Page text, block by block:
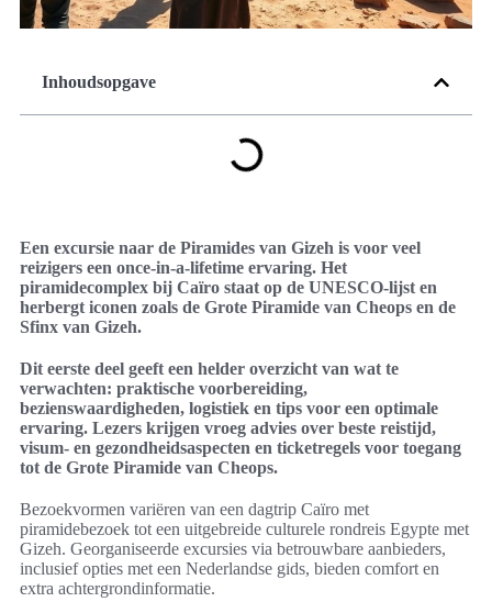
Inhoudsopgave
Een excursie naar de Piramides van Gizeh is voor veel
reizigers een once-in-a-lifetime ervaring. Het
piramidecomplex bij Caïro staat op de UNESCO-lijst en
herbergt iconen zoals de Grote Piramide van Cheops en de
Sfinx van Gizeh.
Dit eerste deel geeft een helder overzicht van wat te
verwachten: praktische voorbereiding,
bezienswaardigheden, logistiek en tips voor een optimale
ervaring. Lezers krijgen vroeg advies over beste reistijd,
visum- en gezondheidsaspecten en ticketregels voor toegang
tot de Grote Piramide van Cheops.
Bezoekvormen variëren van een dagtrip Caïro met
piramidebezoek tot een uitgebreide culturele rondreis Egypte met
Gizeh. Georganiseerde excursies via betrouwbare aanbieders,
inclusief opties met een Nederlandse gids, bieden comfort en
extra achtergrondinformatie.